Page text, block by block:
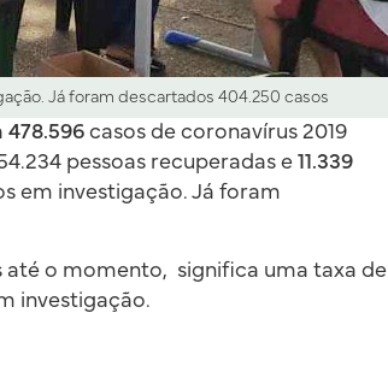
Já foram descartados 404.250 casos
478.596 casos de coronavírus 2019
pessoas recuperadas e11.339
em investigação. Já foram
até o momento, significa uma taxa de
investigação.